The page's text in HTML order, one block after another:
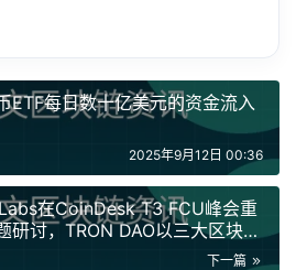
ETF每日数十亿美元的资金流入
2025年9月12日 00:36
在CoinDesk T3 FCU峰会重
研讨，TRON DAO以三大区块赞
下一篇